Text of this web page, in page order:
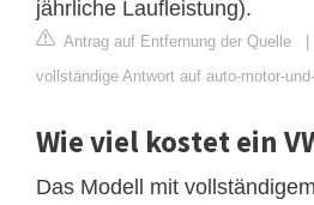
jährliche Laufleistung).
Antrag auf Entfernung der Quelle |
vollständige Antwort auf auto-motor-
Wie viel kostet ein
Das Modell mit